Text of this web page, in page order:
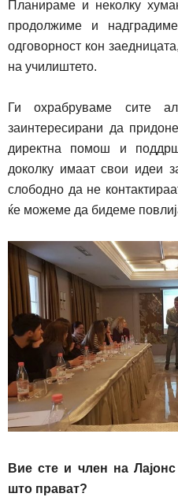
Планираме и неколку
продолжиме и
одговорност кон
на училиштето.
Ги охрабруваме сите
заинтересирани да придо
директна помош и
доколку имаат свои идеи
слободно да не
ќе можеме да бидеме
Вие сте и член на Лајонс
што прават?